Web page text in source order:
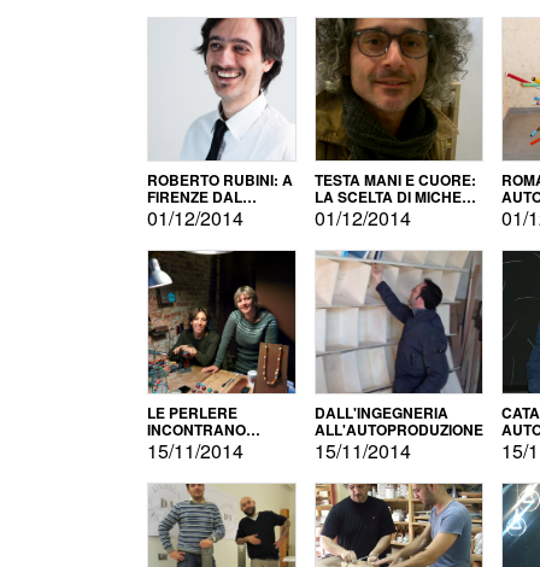
ROBERTO RUBINI: A
FIRENZE DAL
PRODOTTO ALLA
PROMOZIONE
01/12/2014
TESTA MANI E CUORE:
LA SCELTA DI MICHELE
BARBERIO
01/12/2014 01/
LE PERLERE
INCONTRANO
L'AUTOPRODUZIONE
15/11/2014
DALL'INGEGNERIA
ALL'AUTOPRODUZIONE
15/11/2014 15/